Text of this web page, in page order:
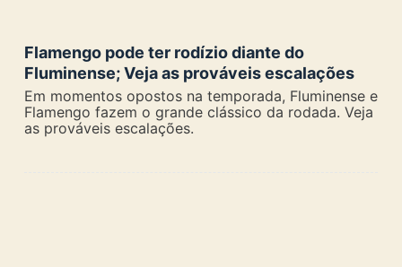
Flamengo pode ter rodízio diante do
Fluminense; Veja as prováveis escalações
Em momentos opostos na temporada, Fluminense e
Flamengo fazem o grande clássico da rodada. Veja
as prováveis escalações.